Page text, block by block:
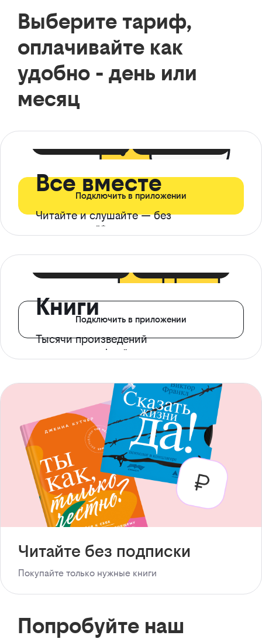
Выберите тариф,
оплачивайте как
удобно - день или
месяц
Все вместе
Читайте и слушайте — без
ограничений*
Подключить в приложении
Книги
Тысячи произведений
с доступом офлайн
Подключить в приложении
Читайте без подписки
Покупайте только нужные книги
Попробуйте наш